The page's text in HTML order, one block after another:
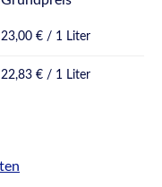
23,00 € / 1 Liter
22,83 € / 1 Liter